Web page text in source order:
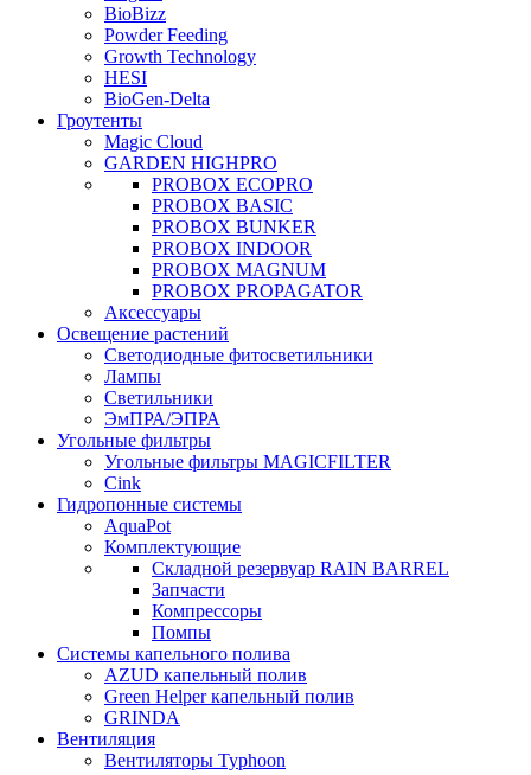
BioBizz
Powder Feeding
Growth Technology
HESI
BioGen-Delta
Гроутенты
Magic Cloud
GARDEN HIGHPRO
PROBOX ECOPRO
PROBOX BASIC
PROBOX BUNKER
PROBOX INDOOR
PROBOX MAGNUM
PROBOX PROPAGATOR
Аксессуары
Освещение растений
Светодиодные фитосветильники
Лампы
Светильники
ЭмПРА/ЭПРА
Угольные фильтры
Угольные фильтры MAGICFILTER
Cink
Гидропонные системы
AquaPot
Комплектующие
Складной резервуар RAIN BARREL
Запчасти
Компрессоры
Помпы
Системы капельного полива
AZUD капельный полив
Green Helper капельный полив
GRINDA
Вентиляция
Вентиляторы Typhoon